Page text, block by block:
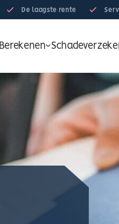
De laagste rente
Berekenen